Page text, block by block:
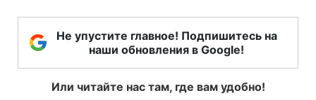
Не упустите главное! Подпишитесь на
наши обновления в Google!
Или читайте нас там, где вам удобно!